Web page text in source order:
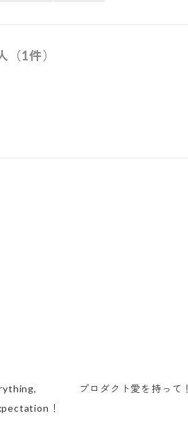
1件）
！
プロダクト愛を持って！